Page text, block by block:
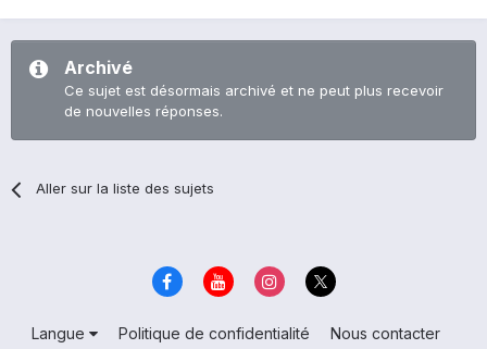
Archivé
Ce sujet est désormais archivé et ne peut plus recevoir
de nouvelles réponses.
Aller sur la liste des sujets
Langue Politique de confidentialité
Nous contacter